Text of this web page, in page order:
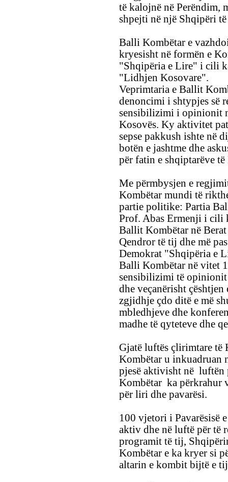
të kalojnë në Perëndim,
shpejti në një Shqipëri
Balli Kombëtar e
kryesisht në formën e
"Shqipëria e Lire" i cili
"Lidhjen Kosovare".
Veprimtaria e Ballit
denoncimi i shtypjes së
sensibilizimi i opinionit
Kosovës. Ky aktivitet
sepse pakkush ishte në
botën e jashtme dhe
për fatin e shqiptarëve të
Me përmbysjen e
Kombëtar mundi të
partie politike: Partia
Prof. Abas Ermenji i cili
Ballit Kombëtar në
Qendror të tij dhe më
Demokrat "Shqipëria e
Balli Kombëtar në vitet
sensibilizimi të opinionit
dhe veçanërisht
zgjidhje çdo ditë e më
mbledhjeve dhe
madhe të qyteteve dhe
Gjatë luftës çlirimtare të
Kombëtar u inkuadruan
pjesë aktivisht në
Kombëtar ka përkrahur
për liri dhe pavarësi.
100 vjetori i Pavarësisë
aktiv dhe në luftë për të
programit të tij,
Kombëtar e ka kryer si
altarin e kombit bijtë e